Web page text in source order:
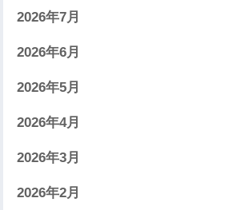
2026年7月
2026年6月
2026年5月
2026年4月
2026年3月
2026年2月